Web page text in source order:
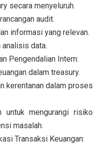
secara menyeluruh.
audit.
informasi yang relevan.
data.
Pengendalian Intern:
dalam treasury.
kerentanan dalam proses
untuk mengurangi risiko
masalah.
Transaksi Keuangan: